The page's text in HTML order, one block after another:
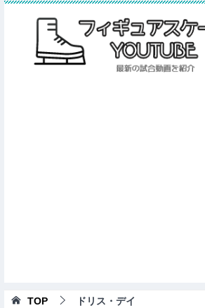
TOP ドリス・デイ